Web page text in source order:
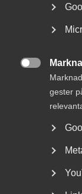
gester
Publicerad: 12
Senast
MER OM
3 augusti